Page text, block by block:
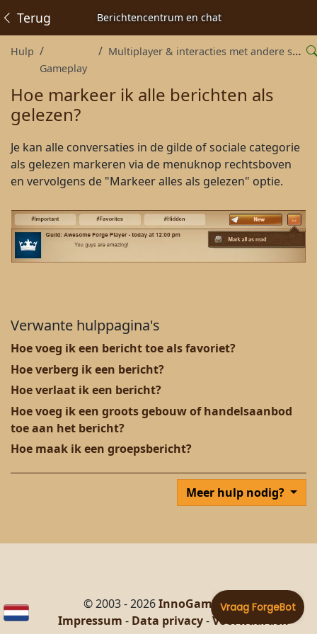
Berichtencentrum en chat
Terug
Hulp
Gameplay
Multiplayer & interacties met andere spelers
Hoe markeer ik alle berichten als
gelezen?
Je kan alle conversaties in de gilde of sociale categorie
als gelezen markeren via de menuknop rechtsboven
en vervolgens de "Markeer alles als gelezen" optie.
Verwante hulppagina's
Hoe voeg ik een bericht toe als favoriet?
Hoe verberg ik een bericht?
Hoe verlaat ik een bericht?
Hoe voeg ik een groots gebouw of handelsaanbod
toe aan het bericht?
Hoe maak ik een groepsbericht?
Meer hulp nodig?
© 2003 - 2026InnoGames GmbH
Impressum - Data privacy-Voorwaarden